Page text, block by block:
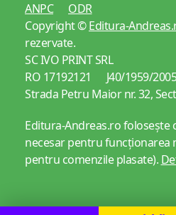
ANPC
ODR
Copyright ©Editura-
rezervate.
SC IVO PRINT SRL
RO 17192121 J40/1959/2005
Strada Petru Maior nr. 32,
Editura-Andreas.ro folosește
necesar pentru funcționarea
pentru comenzile plasate).